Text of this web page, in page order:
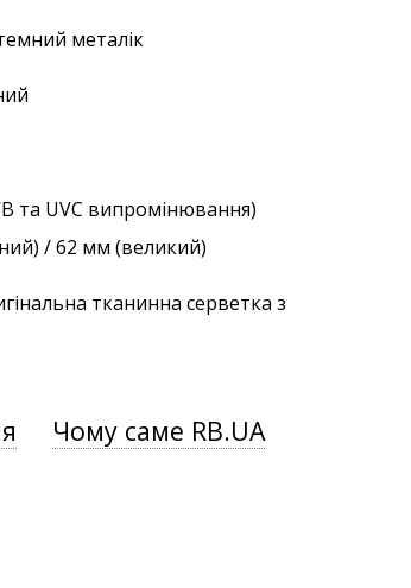
металік
та UVC випромінювання)
/ 62 мм (великий)
тканинна серветка з
Чому саме RB.UA